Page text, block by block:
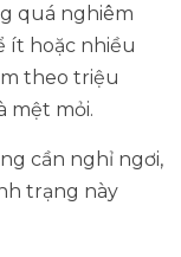
quá nghiêm
ít hoặc nhiều
theo triệu
mệt mỏi.
cần nghỉ ngơi,
trạng này